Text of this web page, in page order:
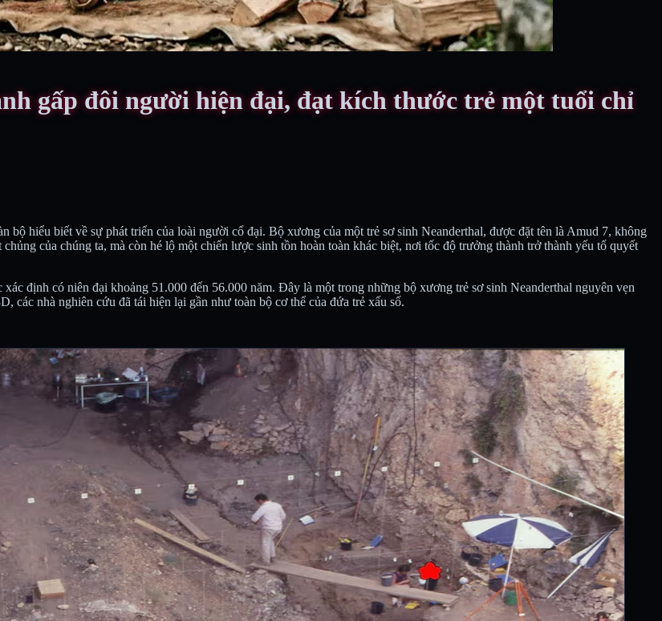
gấp đôi người hiện đại, đạt kích thước trẻ một tuổi chỉ
hiểu biết về sự phát triển của loài người cổ đại. Bộ xương của một trẻ sơ sinh Neanderthal, được đặt tên là Amud 7, không
của chúng ta, mà còn hé lộ một chiến lược sinh tồn hoàn toàn khác biệt, nơi tốc độ trưởng thành trở thành yếu tố quyết
định có niên đại khoảng 51.000 đến 56.000 năm. Đây là một trong những bộ xương trẻ sơ sinh Neanderthal nguyên vẹn
các nhà nghiên cứu đã tái hiện lại gần như toàn bộ cơ thể của đứa trẻ xấu số.